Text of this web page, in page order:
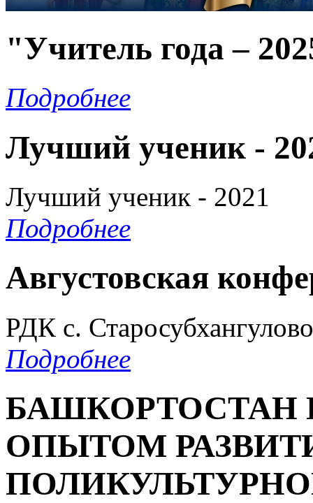
"Учитель года –
Подробнее
Лучший ученик -
Лучший ученик - 2021
Подробнее
Августовская
РДК с. Старосубхангулово
Подробнее
БАШКОРТОСТАН
ОПЫТОМ